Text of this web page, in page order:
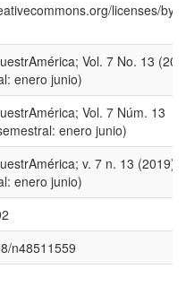
licenses/by-
Vol. 7 No. 13
enero junio)
Vol. 7 Núm. 13
enero junio)
v. 7 n. 13 (2019):
enero junio)
n48511559